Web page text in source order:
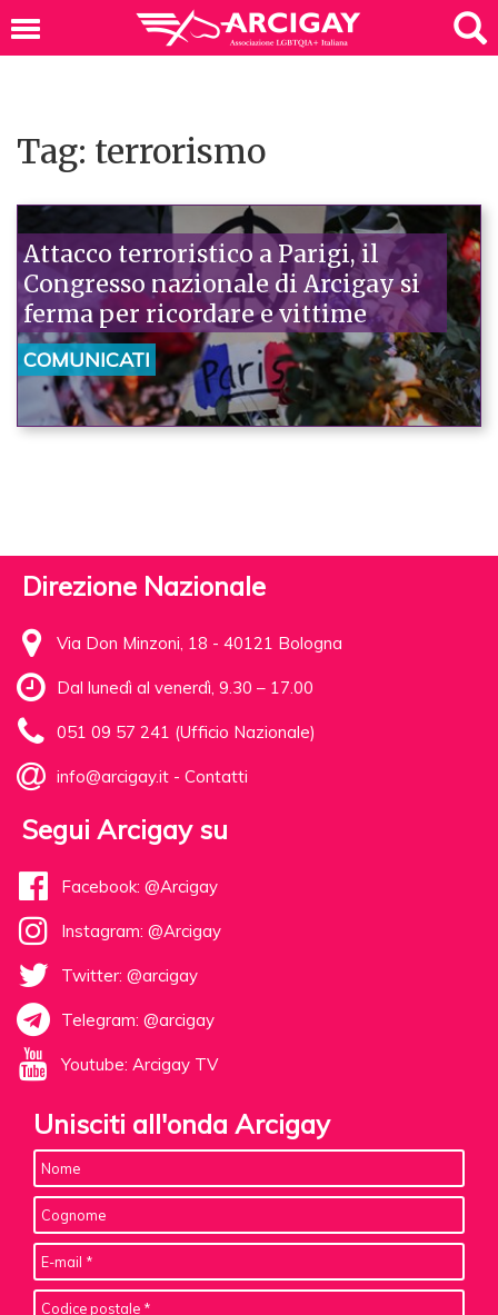
Tag: terrorismo
Attacco terroristico a Parigi, il
Congresso nazionale di Arcigay si
ferma per ricordare e vittime
COMUNICATI
Direzione Nazionale
Via Don Minzoni, 18 - 40121 Bologna
Dal lunedì al venerdì, 9.30 – 17.00
051 09 57 241 (Ufficio Nazionale)
info@arcigay.it - Contatti
Segui Arcigay su
Facebook: @Arcigay
Instagram: @Arcigay
Twitter: @arcigay
Telegram: @arcigay
Youtube: Arcigay TV
Unisciti all'onda Arcigay